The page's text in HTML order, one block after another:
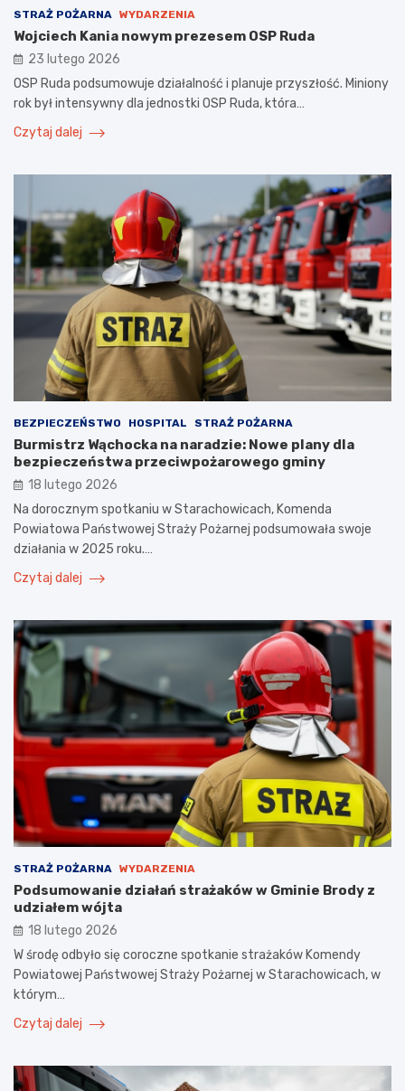
STRAŻ POŻARNA WYDARZENIA
Wojciech Kania nowym prezesem OSP Ruda
23 lutego 2026
OSP Ruda podsumowuje działalność i planuje przyszłość. Miniony
rok był intensywny dla jednostki OSP Ruda, która…
Czytaj dalej
BEZPIECZEŃSTWO HOSPITAL STRAŻ POŻARNA
Burmistrz Wąchocka na naradzie: Nowe plany dla
bezpieczeństwa przeciwpożarowego gminy
18 lutego 2026
Na dorocznym spotkaniu w Starachowicach, Komenda
Powiatowa Państwowej Straży Pożarnej podsumowała swoje
działania w 2025 roku.…
Czytaj dalej
STRAŻ POŻARNA WYDARZENIA
Podsumowanie działań strażaków w Gminie Brody z
udziałem wójta
18 lutego 2026
W środę odbyło się coroczne spotkanie strażaków Komendy
Powiatowej Państwowej Straży Pożarnej w Starachowicach, w
którym…
Czytaj dalej